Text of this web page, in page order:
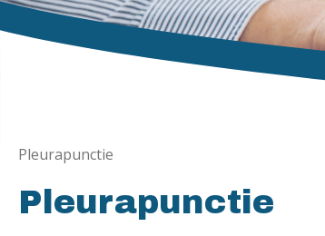
Pleurapunctie
Pleurapunctie